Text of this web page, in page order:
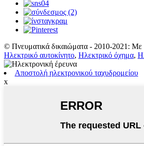
© Πνευματικά δικαιώματα - 2010-2021: Με
Ηλεκτρικό αυτοκίνητο, Ηλεκτρικό όχημα,
Αποστολή ηλεκτρονικού ταχυδρομείου
x